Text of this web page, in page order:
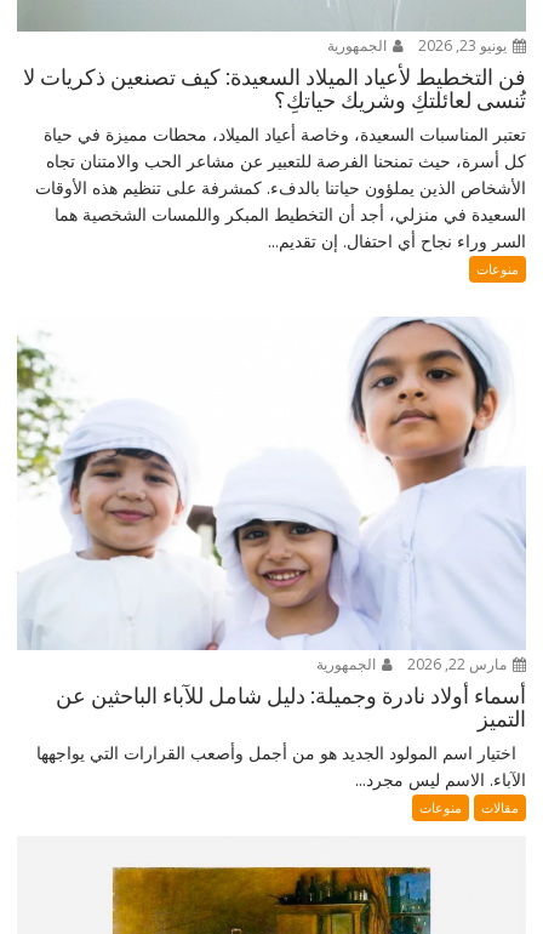
يونيو 23, 2026 الجمهورية
فن التخطيط لأعياد الميلاد السعيدة: كيف تصنعين ذكريات لا
تُنسى لعائلتكِ وشريك حياتكِ؟
تعتبر المناسبات السعيدة، وخاصة أعياد الميلاد، محطات مميزة في حياة
كل أسرة، حيث تمنحنا الفرصة للتعبير عن مشاعر الحب والامتنان تجاه
الأشخاص الذين يملؤون حياتنا بالدفء. كمشرفة على تنظيم هذه الأوقات
السعيدة في منزلي، أجد أن التخطيط المبكر واللمسات الشخصية هما
السر وراء نجاح أي احتفال. إن تقديم...
منوعات
مارس 22, 2026 الجمهورية
أسماء أولاد نادرة وجميلة: دليل شامل للآباء الباحثين عن
التميز
اختيار اسم المولود الجديد هو من أجمل وأصعب القرارات التي يواجهها
الآباء. الاسم ليس مجرد...
مقالات منوعات